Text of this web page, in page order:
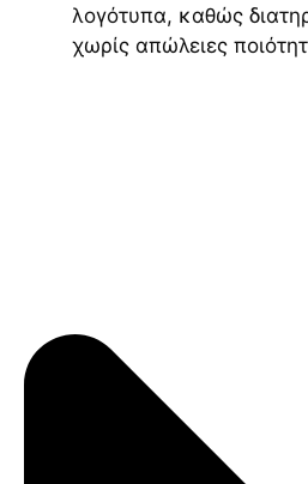
λογότυπα, καθώς
χωρίς απώλειες